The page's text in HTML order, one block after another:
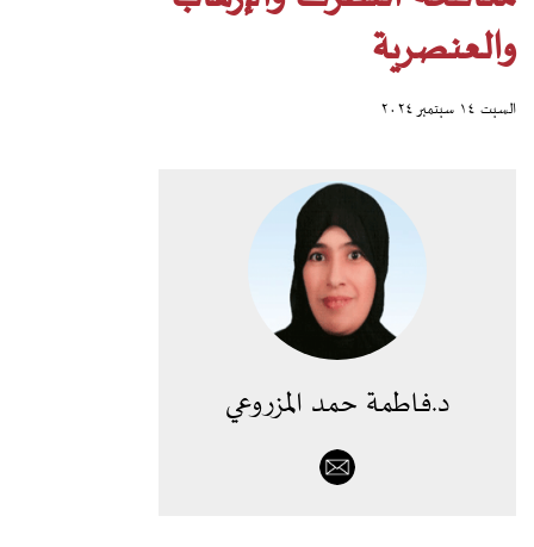
والعنصرية
السبت ١٤ سبتمبر ٢٠٢٤
د.فاطمة حمد المزروعي